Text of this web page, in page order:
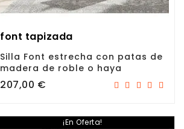
font tapizada
Silla Font estrecha con patas de
madera de roble o haya
Precio
207,00 €
¡En Oferta!